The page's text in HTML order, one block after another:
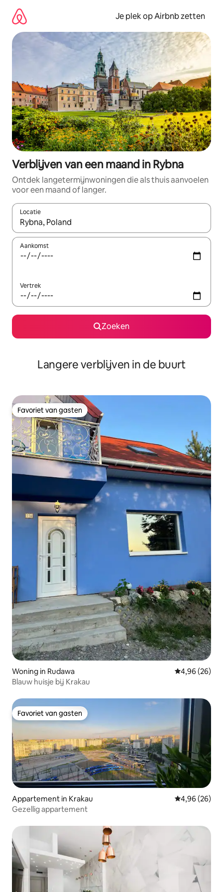
direct
naar
inhoud
Je plek op Airbnb zetten
Verblijven van een maand in Rybna
Ontdek langetermijnwoningen die als thuis aanvoelen
voor een maand of langer.
Locatie
Wanneer er resultaten beschikbaar zijn, maak je een keuze
Aankomst
Vertrek
Zoeken
Langere verblijven in de buurt
Favoriet van gasten
Favoriet van gasten
Woning in Rudawa Gemiddelde
4,96 (26)
Blauw huisje bij Krakau
Favoriet van gasten
Favoriet van gasten
Appartement in Krakau Gemiddelde
4,96 (26)
Gezellig appartement